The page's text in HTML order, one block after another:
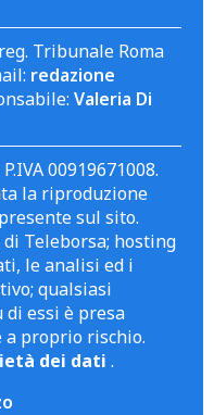
Tribunale Roma
redazione
Valeria Di
P.IVA 00919671008.
la riproduzione
sul sito.
Teleborsa; hosting
le analisi ed i
qualsiasi
di essi è presa
proprio rischio.
dei dati .